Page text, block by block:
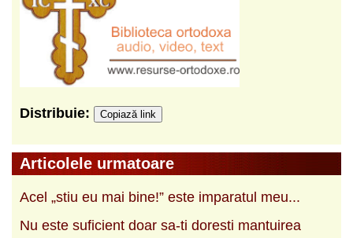
Distribuie: Copiază link
Articolele urmatoare
Acel „stiu eu mai bine!” este imparatul meu...
Nu este suficient doar sa-ti doresti mantuirea